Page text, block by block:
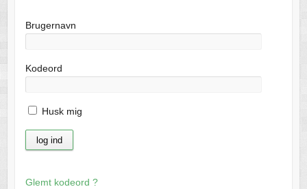
Brugernavn
Kodeord
Husk mig
Glemt kodeord ?